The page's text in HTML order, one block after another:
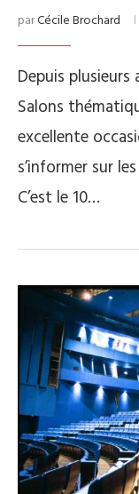
parCécile Brochard
Depuis plusieurs
Salons
excellente
s’informer sur
C’est le 10…